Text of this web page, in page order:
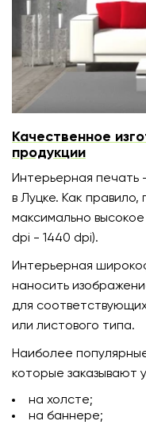
Качественное
продукции
Интерьерная печать
в Луцке. Как
максимально
dpi - 1440 dpi).
Интерьерная
наносить
для
или листового типа.
Наиболее
которые заказывают
на холсте;
на баннере;